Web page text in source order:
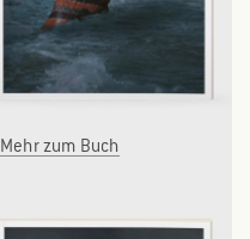
Mehr zum Buch